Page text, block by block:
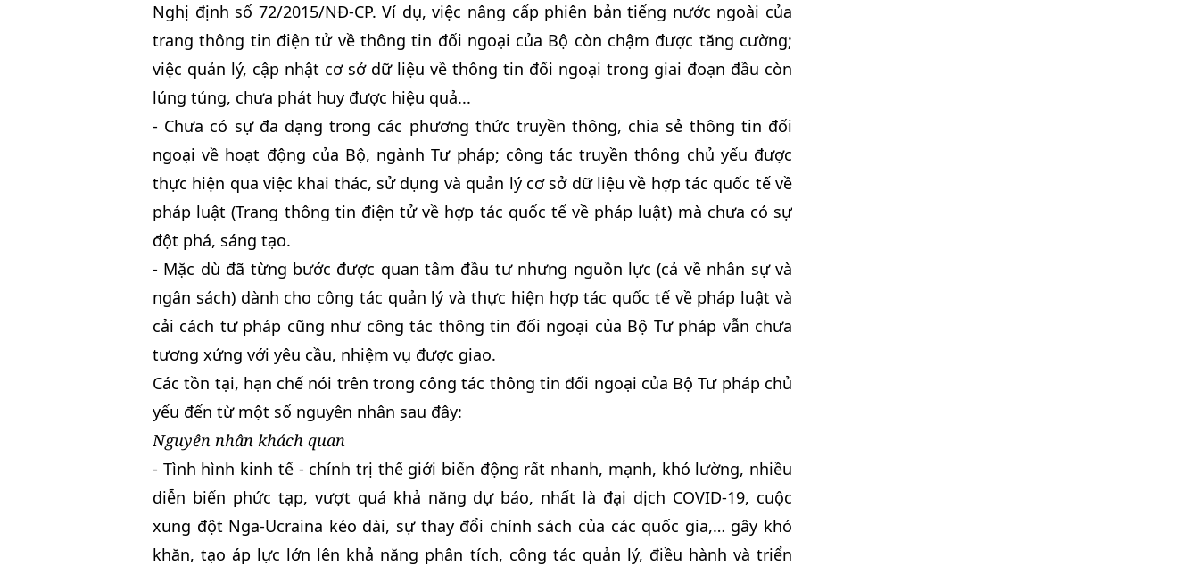
Nghị định số 72/2015/NĐ-CP. Ví dụ, việc nâng cấp phiên bản tiếng nước ngoài của
trang thông tin điện tử về thông tin đối ngoại của Bộ còn chậm được tăng cường;
việc quản lý, cập nhật cơ sở dữ liệu về thông tin đối ngoại trong giai đoạn đầu còn
lúng túng, chưa phát huy được hiệu quả...
- Chưa có sự đa dạng trong các phương thức truyền thông, chia sẻ thông tin đối
ngoại về hoạt động của Bộ, ngành Tư pháp; công tác truyền thông chủ yếu được
thực hiện qua việc khai thác, sử dụng và quản lý cơ sở dữ liệu về hợp tác quốc tế về
pháp luật (Trang thông tin điện tử về hợp tác quốc tế về pháp luật) mà chưa có sự
đột phá, sáng tạo.
- Mặc dù đã từng bước được quan tâm đầu tư nhưng nguồn lực (cả về nhân sự và
ngân sách) dành cho công tác quản lý và thực hiện hợp tác quốc tế về pháp luật và
cải cách tư pháp cũng như công tác thông tin đối ngoại của Bộ Tư pháp vẫn chưa
tương xứng với yêu cầu, nhiệm vụ được giao.
Các tồn tại, hạn chế nói trên trong công tác thông tin đối ngoại của Bộ Tư pháp chủ
yếu đến từ một số nguyên nhân sau đây:
Nguyên nhân khách quan
- Tình hình kinh tế - chính trị thế giới biến động rất nhanh, mạnh, khó lường, nhiều
diễn biến phức tạp, vượt quá khả năng dự báo, nhất là đại dịch COVID-19, cuộc
xung đột Nga-Ucraina kéo dài, sự thay đổi chính sách của các quốc gia,… gây khó
khăn, tạo áp lực lớn lên khả năng phân tích, công tác quản lý, điều hành và triển